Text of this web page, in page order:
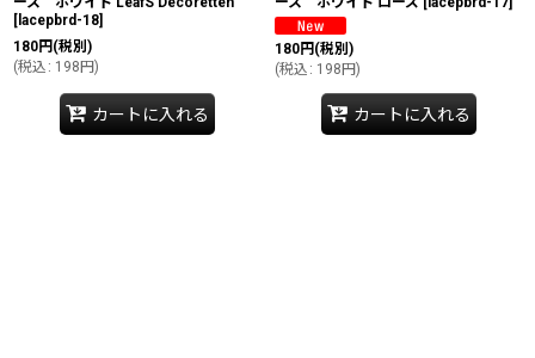
[ lacepbrd-18]
180円 (税別)
(税込 : 198円)
カートに入れる
180円 (税別)
(税込 : 198円)
カートに入れる